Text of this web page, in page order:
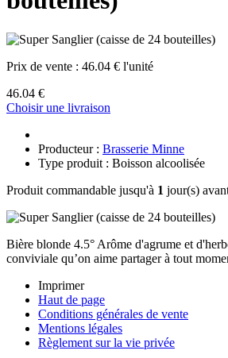
Prix de vente : 46.04 € l'unité
46.04 €
Choisir une livraison
Producteur : Brasserie Minne
Type produit : Boisson alcoolisée
Produit commandable jusqu'à 1 jour(s)
Bière blonde 4.5° Arôme d'agrume et
conviviale qu’on aime partager à tout
Imprimer
Haut de page
Conditions générales de vente
Mentions légales
Règlement sur la vie privée